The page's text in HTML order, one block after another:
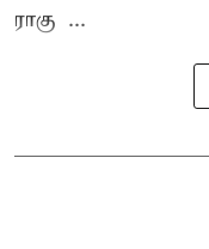
ராகு ...